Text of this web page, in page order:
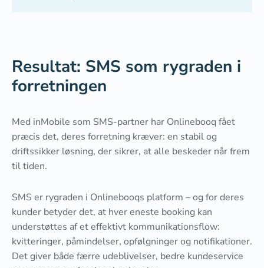
Resultat: SMS som rygraden i
forretningen
Med inMobile som SMS-partner har Onlinebooq fået
præcis det, deres forretning kræver: en stabil og
driftssikker løsning, der sikrer, at alle beskeder når frem
til tiden.
SMS er rygraden i Onlinebooqs platform – og for deres
kunder betyder det, at hver eneste booking kan
understøttes af et effektivt kommunikationsflow:
kvitteringer, påmindelser, opfølgninger og notifikationer.
Det giver både færre udeblivelser, bedre kundeservice